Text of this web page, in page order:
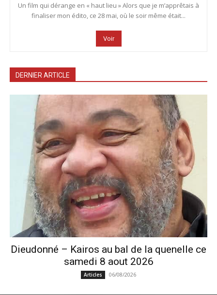
Un film qui dérange en « haut lieu » Alors que je m’apprêtais à
finaliser mon édito, ce 28 mai, où le soir même était...
Voir
DERNIER ARTICLE
Dieudonné – Kairos au bal de la quenelle ce
samedi 8 aout 2026
Articles 06/08/2026